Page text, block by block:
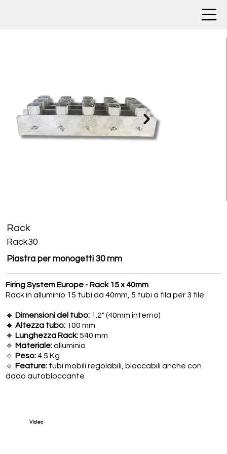
Rack
Rack30
Piastra per monogetti 30 mm
Firing System Europe - Rack 15 x 40mm
Rack in alluminio 15 tubi da 40mm, 5 tubi a fila per 3 file.
🔹 Dimensioni del tubo: 1.2" (40mm interno)
🔹Altezza tubo: 100 mm
🔹 Lunghezza Rack:540 mm
🔹 Materiale:alluminio
🔹 Peso:4.5 Kg
🔹 Feature: tubi mobili regolabili, bloccabili anche con
dado autobloccante
Video